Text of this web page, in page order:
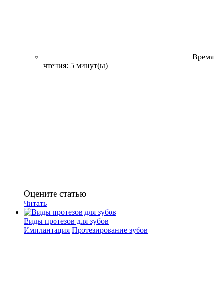
Время
чтения: 5 минут(ы)
Оцените статью
Читать
Виды протезов для зубов
Имплантация Протезирование зубов